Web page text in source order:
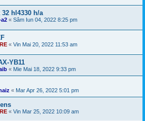
hl4330 h/a
« Sâm Iun 04, 2022 8:25 pm
« Vin Mai 20, 2022 11:53 am
YB11
« Mie Mai 18, 2022 9:33 pm
« Mar Apr 26, 2022 5:01 pm
« Vin Mar 25, 2022 10:09 am